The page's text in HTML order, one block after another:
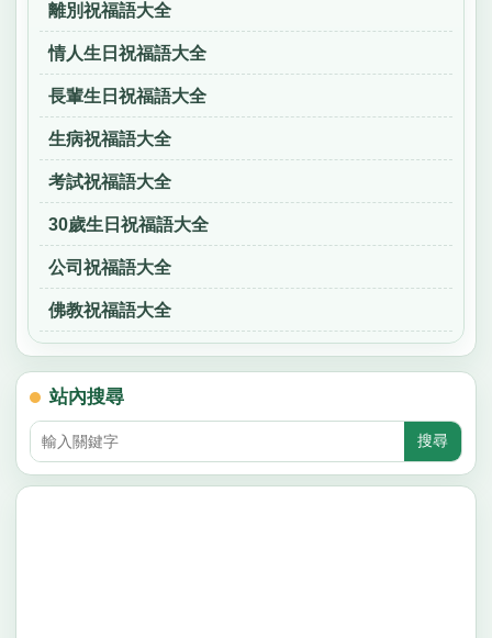
離別祝福語大全
情人生日祝福語大全
長輩生日祝福語大全
生病祝福語大全
考試祝福語大全
30歲生日祝福語大全
公司祝福語大全
佛教祝福語大全
站內搜尋